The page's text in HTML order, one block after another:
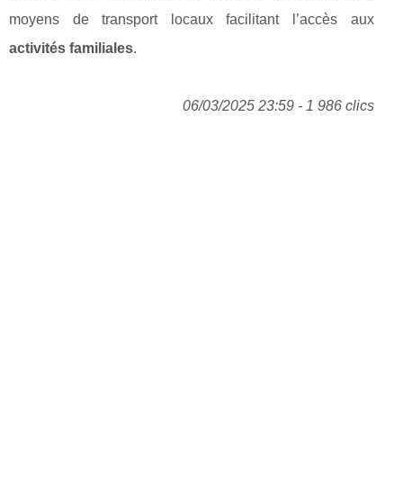
moyens de transport locaux facilitant l’accès aux
activités familiales.
06/03/2025 23:59 - 1 986 clics